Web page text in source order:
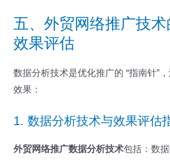
五、外贸网络推广技
效果评估
数据分析技术是优化推广的 “指南针”
效果：
1. 数据分析技术与效果评估
外贸网络推广数据分析技术包括：数